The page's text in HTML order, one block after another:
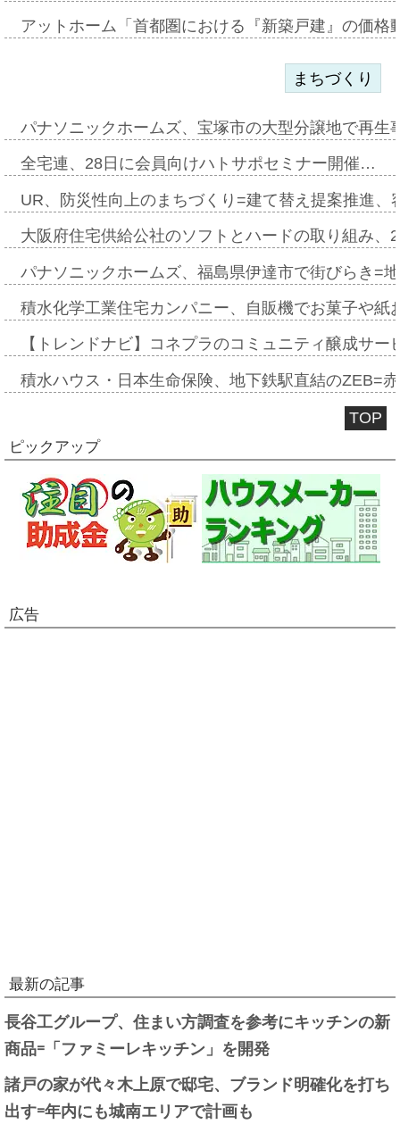
アットホーム「首都圏における『新築戸建』の価
まちづくり
パナソニックホームズ、宝塚市の大型分譲地で再
全宅連、28日に会員向けハトサポセミナー開催…
UR、防災性向上のまちづくり=建て替え提案推進
大阪府住宅供給公社のソフトとハードの取り組み
パナソニックホームズ、福島県伊達市で街びらき=
積水化学工業住宅カンパニー、自販機でお菓子や
【トレンドナビ】コネプラのコミュニティ醸成サ
積水ハウス・日本生命保険、地下鉄駅直結のZEB=
TOP
ピックアップ
広告
最新の記事
長谷工グループ、住まい方調査を参考にキッチンの新
商品=「ファミーレキッチン」を開発
諸戸の家が代々木上原で邸宅、ブランド明確化を打ち
出す=年内にも城南エリアで計画も